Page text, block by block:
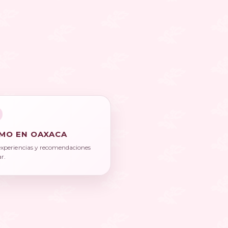
EN OAXACA
y recomendaciones